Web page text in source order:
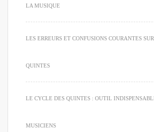
LA MUSIQUE
LES ERREURS ET CONFUSIONS COURANTES
QUINTES
LE CYCLE DES QUINTES : OUTIL
MUSICIENS